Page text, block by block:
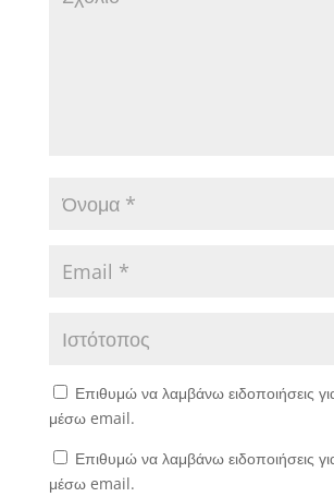
Επιθυμώ να λαμβάνω ειδοποιήσεις
μέσω email.
Επιθυμώ να λαμβάνω ειδοποιήσεις
μέσω email.